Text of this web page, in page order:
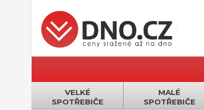
VELKÉ
SPOTŘEBIČE
MALÉ
SPOTŘEBIČE